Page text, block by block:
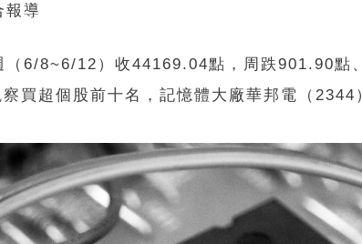
報導
（6/8~6/12）收44169.04點，周跌901.90點
買超個股前十名，記憶體大廠華邦電（2344